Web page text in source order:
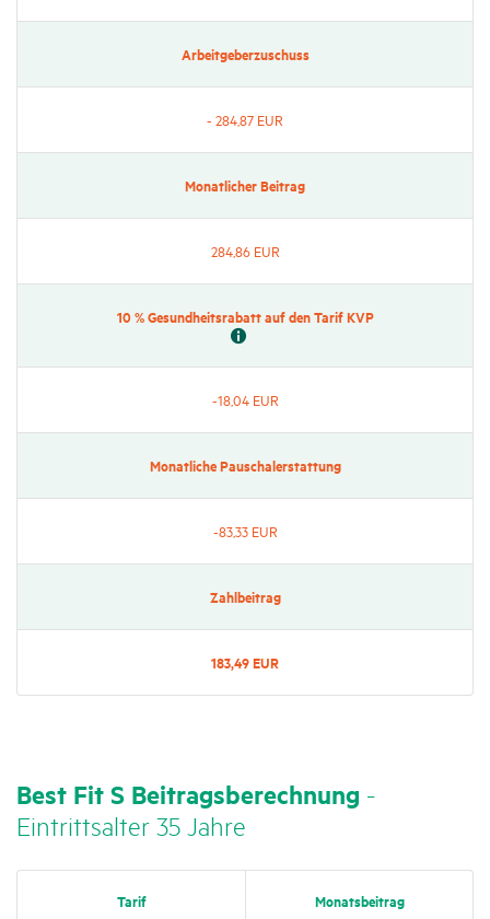
Arbeit­ge­ber­zu­schuss
- 284,87 EUR
Monat­li­cher Beitrag
284,86 EUR
10 % Gesund­heits­ra­batt auf den Tarif KVP
-18,04 EUR
Monat­liche Pauscha­ler­stat­tung
-83,33 EUR
Zahl­bei­trag
183,49 EUR
Best Fit S Beitrags­be­rech­nung -
Eintritts­alter 35 Jahre
Tarif Monats­bei­trag